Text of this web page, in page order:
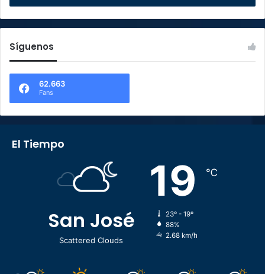
Síguenos
62.663
Fans
El Tiempo
San José
Scattered Clouds
19 ℃
23º - 19º
88%
2.68 km/h